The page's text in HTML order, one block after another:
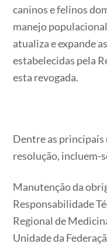
caninos e felinos
manejo
atualiza e expande
estabelecidas pela
esta revogada.
Dentre as principais
resolução, incluem-
Manutenção da
Responsabilidade
Regional de
Unidade da